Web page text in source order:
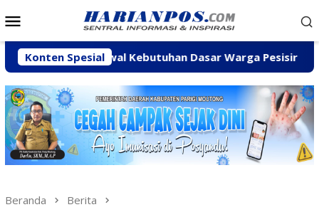
ke
Mobile
Konten Spesial
Kawal Kebutuhan Dasar Warga Pesisir di Tengah
Beranda Berita